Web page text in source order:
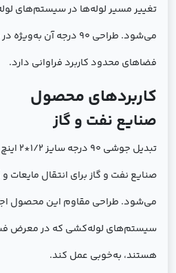
تغییر مسیر لوله‌ها در سیستم‌های
می‌شود. طراحی 90 درجه آن
فضاهای محدود کاربرد فراوانی دارد.
کاربردهای محصول
صنایع نفت و گاز
صنایع نفت و گاز برای انتقال مایعات
می‌شود. طراحی مقاوم این محصول
سیستم‌های لوله‌کشی که در معرض
هستند، به‌خوبی عمل کند.